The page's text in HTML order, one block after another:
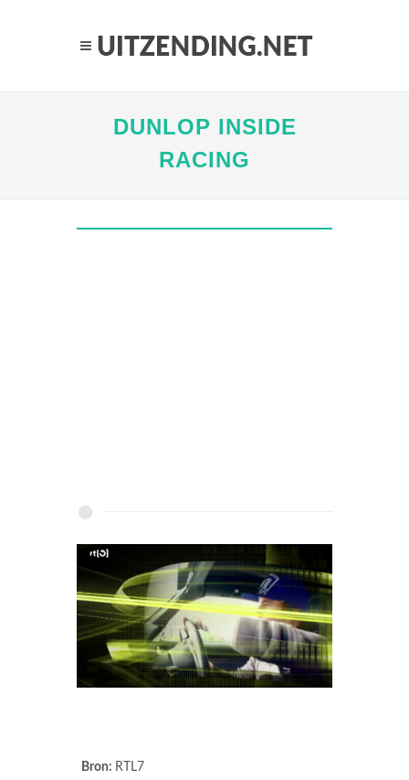
DUNLOP INSIDE
RACING
Bron: RTL7